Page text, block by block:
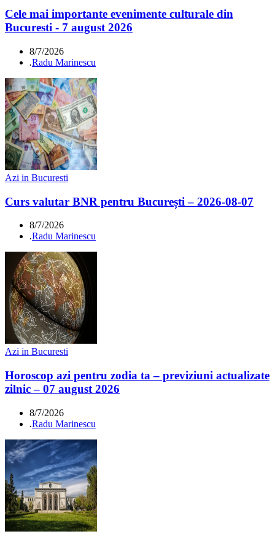
Cele mai importante evenimente culturale din
Bucuresti - 7 august 2026
8/7/2026
.Radu Marinescu
Azi in Bucuresti
Curs valutar BNR pentru București – 2026-08-07
8/7/2026
.Radu Marinescu
Azi in Bucuresti
Horoscop azi pentru zodia ta – previziuni actualizate
zilnic – 07 august 2026
8/7/2026
.Radu Marinescu